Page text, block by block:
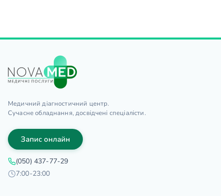
Медичний діагностичний центр.
Сучасне обладнання, досвідчені спеціалісти.
Запис онлайн
(050) 437-77-29
7:00-23:00